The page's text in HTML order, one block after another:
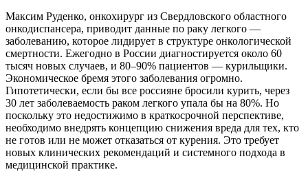
Максим Руденко, онкохирург из Свердловского областного
онкодиспансера, приводит данные по раку легкого —
заболеванию, которое лидирует в структуре онкологической
смертности. Ежегодно в России диагностируется около 60
тысяч новых случаев, и 80–90% пациентов — курильщики.
Экономическое бремя этого заболевания огромно.
Гипотетически, если бы все россияне бросили курить, через
30 лет заболеваемость раком легкого упала бы на 80%. Но
поскольку это недостижимо в краткосрочной перспективе,
необходимо внедрять концепцию снижения вреда для тех, кто
не готов или не может отказаться от курения. Это требует
новых клинических рекомендаций и системного подхода в
медицинской практике.